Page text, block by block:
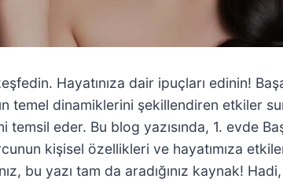
Hayatınıza dair ipuçları edinin!
temel dinamiklerini şekillendiren etkiler
temsil eder. Bu blog yazısında, 1. evde
kişisel özellikleri ve hayatımıza
bu yazı tam da aradığınız kaynak!